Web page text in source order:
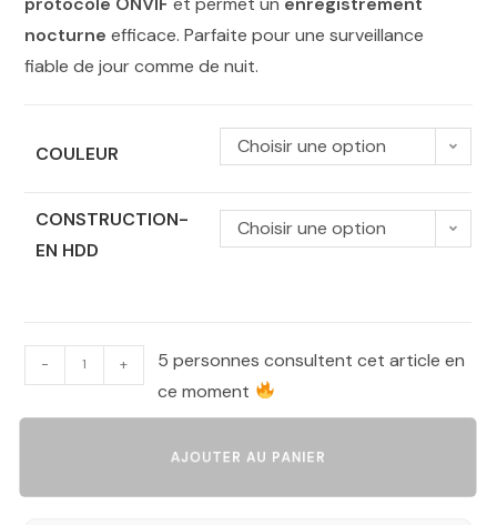
nocturne efficace. Parfaite pour une surveillance
fiable de jour comme de nuit.
COULEUR Choisir une option
CONSTRUCTION-
EN HDD
Choisir une option
- +
5 personnes consultent cet article en
ce moment
AJOUTER AU PANIER